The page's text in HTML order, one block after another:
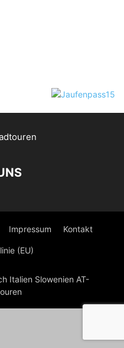
Impressum Kontakt
(EU)
Italien Slowenien AT-